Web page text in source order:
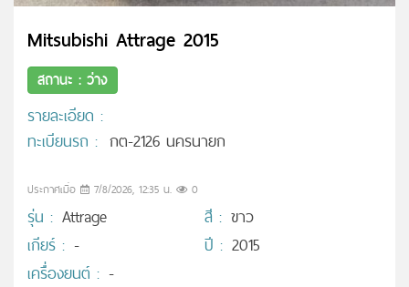
Mitsubishi Attrage 2015
สถานะ : ว่าง
รายละเอียด :
ทะเบียนรถ : กต-2126 นครนายก
ประกาศเมื่อ 7/8/2026, 12:35 น. 0
รุ่น : Attrage สี : ขาว
เกียร์ : - ปี : 2015
เครื่องยนต์ : -